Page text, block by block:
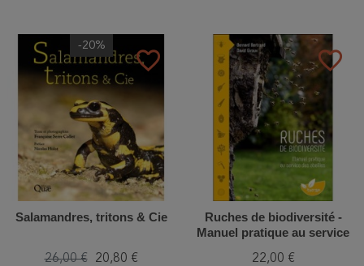
favorite_border
-20%
Salamandres, tritons & Cie
26,00 € 20,80 €
favorite_border
Ruches de biodiversité -
Manuel pratique au service
22,00 €